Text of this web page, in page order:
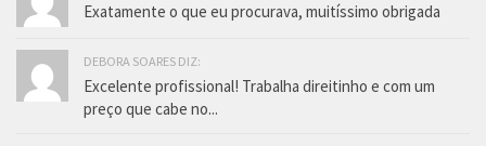
Exatamente o que eu procurava, muitíssimo obrigada
DEBORA SOARES DIZ:
Excelente profissional! Trabalha direitinho e com um
preço que cabe no...